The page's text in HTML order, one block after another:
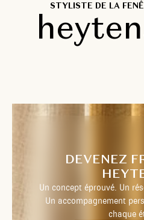
STYLISTE DE LA
DEVENEZ
Un concept éprouvé. Un
Un accompagnement
chaque